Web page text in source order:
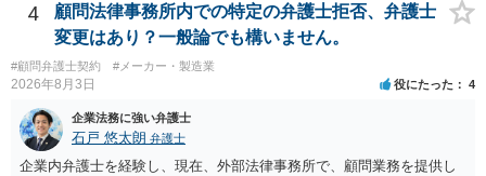
4
顧問法律事務所内での特定の弁護士拒否、弁護士
変更はあり？一般論でも構いません。
#顧問弁護士契約 #メーカー・製造業
2026年8月3日 役にたった 4
企業法務に強い弁護士
石戸 悠太朗 弁護士
企業内弁護士を経験し、現在、外部法律事務所で、顧問業務を提供し